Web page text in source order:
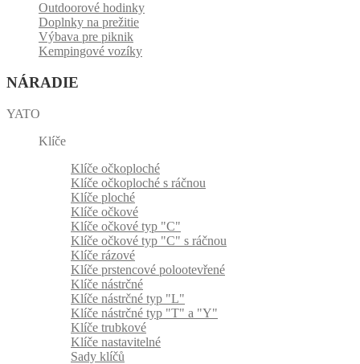
Outdoorové hodinky
Doplnky na prežitie
Výbava pre piknik
Kempingové vozíky
NÁRADIE
YATO
Klíče
Klíče očkoploché
Klíče očkoploché s ráčnou
Klíče ploché
Klíče očkové
Klíče očkové typ "C"
Klíče očkové typ "C" s ráčnou
Klíče rázové
Klíče prstencové polootevřené
Klíče nástrčné
Klíče nástrčné typ "L"
Klíče nástrčné typ "T" a "Y"
Klíče trubkové
Klíče nastavitelné
Sady klíčů